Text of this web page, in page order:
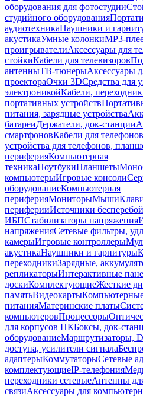
оборудования для фотостудии
студийного оборудования
аудиотехникаНаушники и
акустикаУмные колонкиMP3-
проигрывателиАксессуары для
стойкиКабели для телевизоров
антенныТВ-тюнерыАксессуары
проектораОчки 3DСредства для
электроникойКабели,
портативных устройств
питания, зарядные устройства
батареиДержатели, док-станции
смартфоновКабели для
устройства для телефонов,
периферияКомпьютерная
техникаНоутбукиПланшеты
компьютерыИгровые консоли
оборудованиеКомпьютерная
периферияМониторыМыши
периферииИсточники
ИБПСтабилизаторы напряжения
напряженияСетевые фильтры,
камерыИгровые контроллеры
акустикаНаушники и гарнитуры
переходникиЗарядные,
репликаторыИнтерактивные
доскиКомплектующиеЖесткие
памятьВидеокарты
питанияМатеринские платы
компьютеровПроцессоры
для корпусов ПКБоксы, док-
оборудованиеМаршрутизаторы,
доступа, усилители сигнала
адаптерыКоммутаторыСетевые
комплектующиеIP-телефония
переходники сетевыеАнтенны
связиАксессуары для